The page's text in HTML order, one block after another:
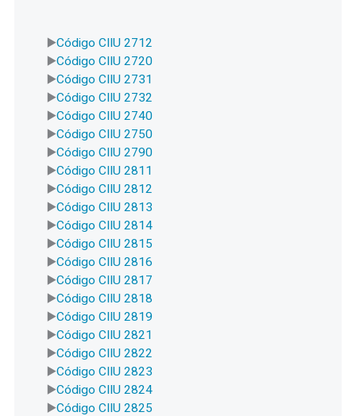
Código CIIU 2712
Código CIIU 2720
Código CIIU 2731
Código CIIU 2732
Código CIIU 2740
Código CIIU 2750
Código CIIU 2790
Código CIIU 2811
Código CIIU 2812
Código CIIU 2813
Código CIIU 2814
Código CIIU 2815
Código CIIU 2816
Código CIIU 2817
Código CIIU 2818
Código CIIU 2819
Código CIIU 2821
Código CIIU 2822
Código CIIU 2823
Código CIIU 2824
Código CIIU 2825